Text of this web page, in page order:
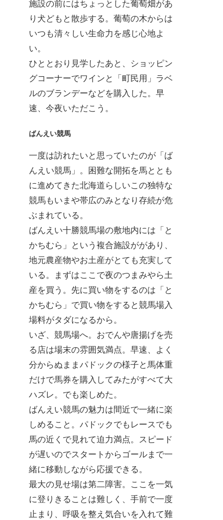
施設の前にはちょっとした葡萄畑があ
り犬どもと散歩する。葡萄の木からは
いつも清々しい生命力を感じ心地よ
い。
ひととおり見学したあと、ショッピン
グコーナーでワインと「町民用」ラベ
ルのブランデーなどを購入した。早
速、今夜いただこう。
ばんえい競馬
一度は訪れたいと思っていたのが「ば
んえい競馬」。困難な開拓を馬ととも
に進めてきた北海道らしいこの独特な
競馬もいまや帯広のみとなり存続が危
ぶまれている。
ばんえい十勝競馬場の敷地内には「と
かちむら」という複合施設ががあり、
地元農産物やお土産がとても充実して
いる。まずはここで夜のつまみやら土
産を買う。先に買い物をするのは「と
かちむら」で買い物をすると競馬場入
場料がタダになるから。
いざ、競馬場へ。おでんや唐揚げを売
る店は場末の雰囲気満点。早速、よく
分からぬままパドックの様子と馬体重
だけで馬券を購入してみたがすべて大
ハズレ。でも楽しめた。
ばんえい競馬の魅力は間近で一緒に楽
しめること。パドックでもレースでも
馬の近くで見れて迫力満点。スピード
が遅いのでスタートからゴールまで一
緒に移動しながら応援できる。
最大の見せ場は第二障害。ここを一気
に登りきることは難しく、手前で一度
止まり、呼吸を整え気合いを入れて難